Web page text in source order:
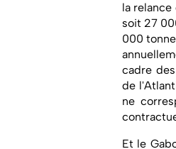
la
soit 27
000
cadre
de
ne
Et le